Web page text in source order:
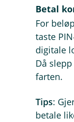
Betal
For
taste
digitale
Då
farten.
Tips:
betale